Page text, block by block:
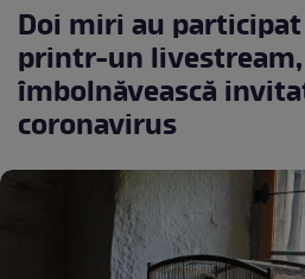
Doi miri au
printr-un livestream,
îmbolnăvească
coronavirus